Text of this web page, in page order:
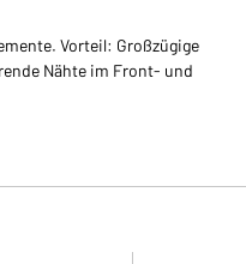
Vorteil: Großzügige
Nähte im Front- und